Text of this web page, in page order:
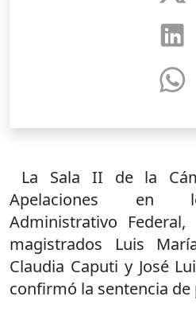
La Sala II de la
Apelaciones en
Administrativo
magistrados Luis
Claudia Caputi y José
confirmó la sentencia